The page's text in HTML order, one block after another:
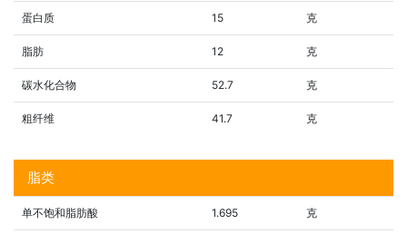
蛋白质 15 克
脂肪 12 克
碳水化合物 52.7 克
粗纤维 41.7 克
脂类
单不饱和脂肪酸 1.695 克